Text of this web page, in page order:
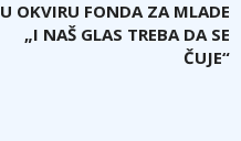
U OKVIRU FONDA ZA MLADE
„I NAŠ GLAS TREBA DA SE
ČUJE“